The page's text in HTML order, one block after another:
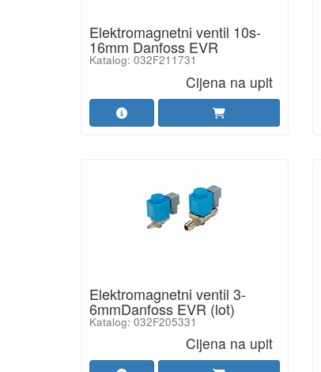
Elektromagnetni ventil 10s-
16mm Danfoss EVR
Katalog: 032F211731
Cijena na upit
Elektromagnetni ventil 3-
6mmDanfoss EVR (lot)
Katalog: 032F205331
Cijena na upit